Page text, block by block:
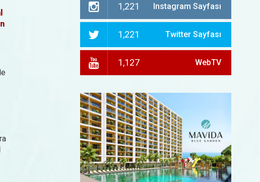
1,221 Instagram Sayfası
1,221 Twitter Sayfası
1,127 WebTV